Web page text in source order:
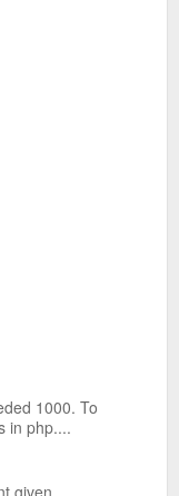
1000. To
in php....
given